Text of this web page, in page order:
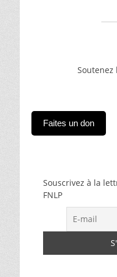
Faites un don
Souscrivez à la
FNLP